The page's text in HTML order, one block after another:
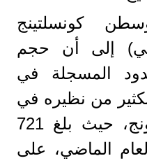
كونسلتينج
إلى أن حجم
المسجلة في
بكثير من نظيره في
سويسرا، أو هونج كونج، حيث بلغ 721
الماضي، على